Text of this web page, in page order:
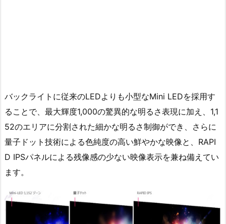
バックライトに従来のLEDよりも小型なMini LEDを採用す
ることで、最大輝度1,000の驚異的な明るさ表現に加え、1,1
52のエリアに分割された細かな明るさ制御ができ、さらに
量子ドット技術による色純度の高い鮮やかな映像と、RAPI
D IPSパネルによる残像感の少ない映像表示を兼ね備えてい
ます。